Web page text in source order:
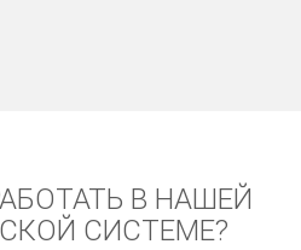
В НАШЕЙ
СИСТЕМЕ?